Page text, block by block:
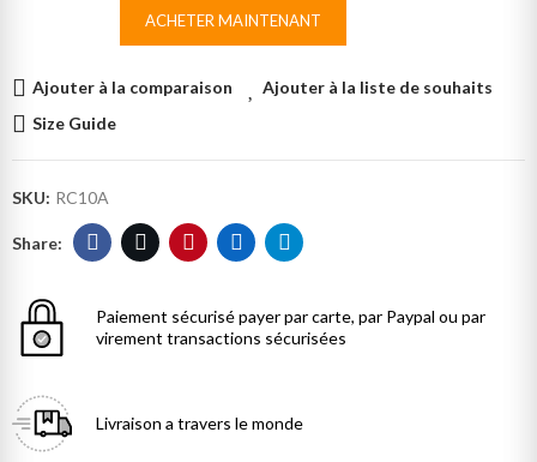
ACHETER MAINTENANT
Ajouter à la comparaison
Ajouter à la liste de souhaits
Size Guide
SKU: RC10A
Paiement sécurisépayer par carte, par Paypal ou par
virement transactions sécurisées
Livraison a travers le monde